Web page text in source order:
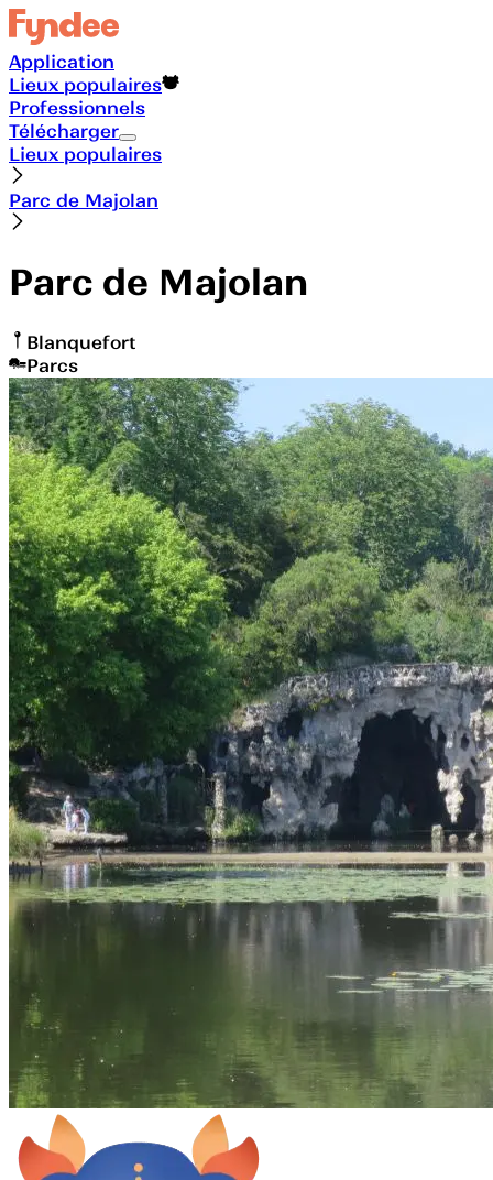
Application
Lieux populaires
Professionnels
Télécharger
Lieux populaires
Parc de Majolan
Parc de Majolan
Blanquefort
Parcs